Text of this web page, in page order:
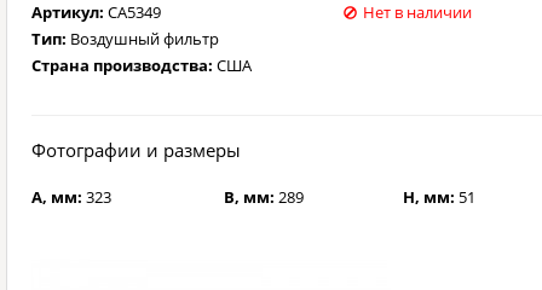
Артикул: CA5349
Тип: Воздушный фильтр
Страна производства: США
Нет в наличии
Фотографии и размеры
A, мм: 323 B, мм: 289 H, мм: 51